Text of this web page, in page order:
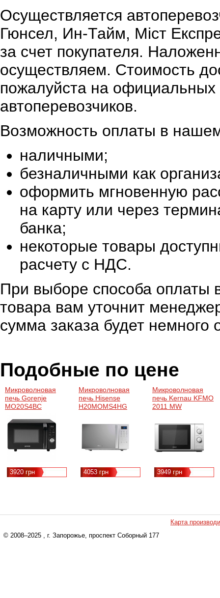
Осуществляется
Гюнсел, Ин-Тайм, Міст
за счет покупателя.
осуществляем. Стоимость
пожалуйста на официальных
автоперевозчиков.
Возможность оплаты в
наличными;
безналичными как
оформить мгновенную
на карту или через
банка;
некоторые товары
расчету с НДС.
При выборе способа оплаты
товара вам уточнит
сумма заказа будет немного
Подобные по цене
Микроволновая
печь Gorenje
MO20S4BC
3920 грн
Микроволновая
печь Hisense
H20MOMS4HG
(H20MOMS4HG)
4053 грн
Микроволновая
печь Kernau KFMO
2011 MW
3949 грн
Карта
© 2008–2025 , г. Запорожье, проспект Соборный 177